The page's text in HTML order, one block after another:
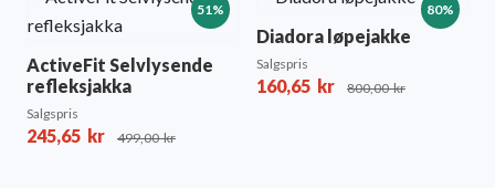
51%
ActiveFit Selvlysende
refleksjakka
Salgspris
245,65 kr 499,00kr
80%
Diadora løpejakke
Salgspris
160,65 kr 800,00kr